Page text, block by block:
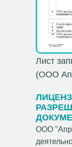
ООО
Лист
(ООО